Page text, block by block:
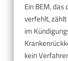
Ein BEM,
verfehlt,
im
kein